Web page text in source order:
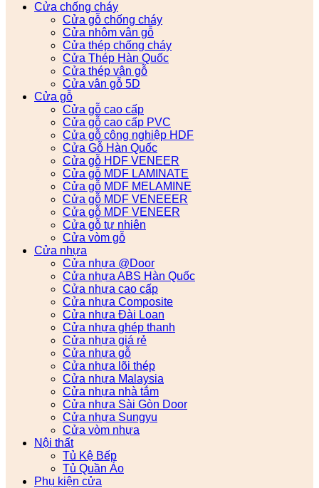
Cửa chống cháy
Cửa gỗ chống cháy
Cửa nhôm vân gỗ
Cửa thép chống cháy
Cửa Thép Hàn Quốc
Cửa thép vân gỗ
Cửa vân gỗ 5D
Cửa gỗ
Cửa gỗ cao cấp
Cửa gỗ cao cấp PVC
Cửa gỗ công nghiệp HDF
Cửa Gỗ Hàn Quốc
Cửa gỗ HDF VENEER
Cửa gỗ MDF LAMINATE
Cửa gỗ MDF MELAMINE
Cửa gỗ MDF VENEEER
Cửa gỗ MDF VENEER
Cửa gỗ tự nhiên
Cửa vòm gỗ
Cửa nhựa
Cửa nhựa @Door
Cửa nhựa ABS Hàn Quốc
Cửa nhựa cao cấp
Cửa nhựa Composite
Cửa nhựa Đài Loan
Cửa nhựa ghép thanh
Cửa nhựa giá rẻ
Cửa nhựa gỗ
Cửa nhựa lõi thép
Cửa nhựa Malaysia
Cửa nhựa nhà tắm
Cửa nhựa Sài Gòn Door
Cửa nhựa Sungyu
Cửa vòm nhựa
Nội thất
Tủ Kệ Bếp
Tủ Quần Áo
Phụ kiện cửa